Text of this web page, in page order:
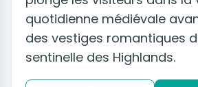
quotidienne médiévale
des vestiges romantiques
sentinelle des Highlands.